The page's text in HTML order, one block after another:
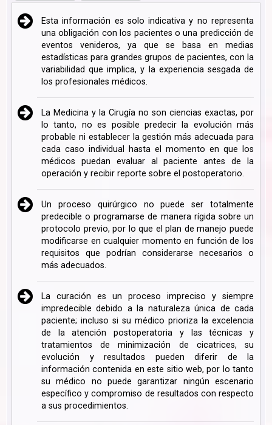
Esta información es solo indicativa y no representa
una obligación con los pacientes o una predicción de
eventos venideros, ya que se basa en medias
estadísticas para grandes grupos de pacientes, con la
variabilidad que implica, y la experiencia sesgada de
los profesionales médicos.
La Medicina y la Cirugía no son ciencias exactas, por
lo tanto, no es posible predecir la evolución más
probable ni establecer la gestión más adecuada para
cada caso individual hasta el momento en que los
médicos puedan evaluar al paciente antes de la
operación y recibir reporte sobre el postoperatorio.
Un proceso quirúrgico no puede ser totalmente
predecible o programarse de manera rígida sobre un
protocolo previo, por lo que el plan de manejo puede
modificarse en cualquier momento en función de los
requisitos que podrían considerarse necesarios o
más adecuados.
La curación es un proceso impreciso y siempre
impredecible debido a la naturaleza única de cada
paciente; incluso si su médico prioriza la excelencia
de la atención postoperatoria y las técnicas y
tratamientos de minimización de cicatrices, su
evolución y resultados pueden diferir de la
información contenida en este sitio web, por lo tanto
su médico no puede garantizar ningún escenario
específico y compromiso de resultados con respecto
a sus procedimientos.